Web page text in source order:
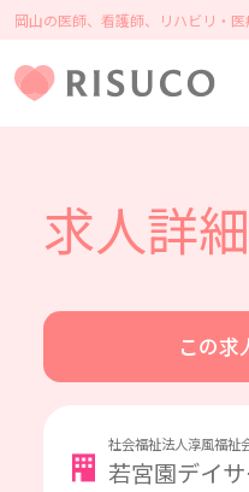
岡山の医師、看護師、リハビリ・
求人詳細
この求
社会福祉法人淳風福祉
若宮園デイ